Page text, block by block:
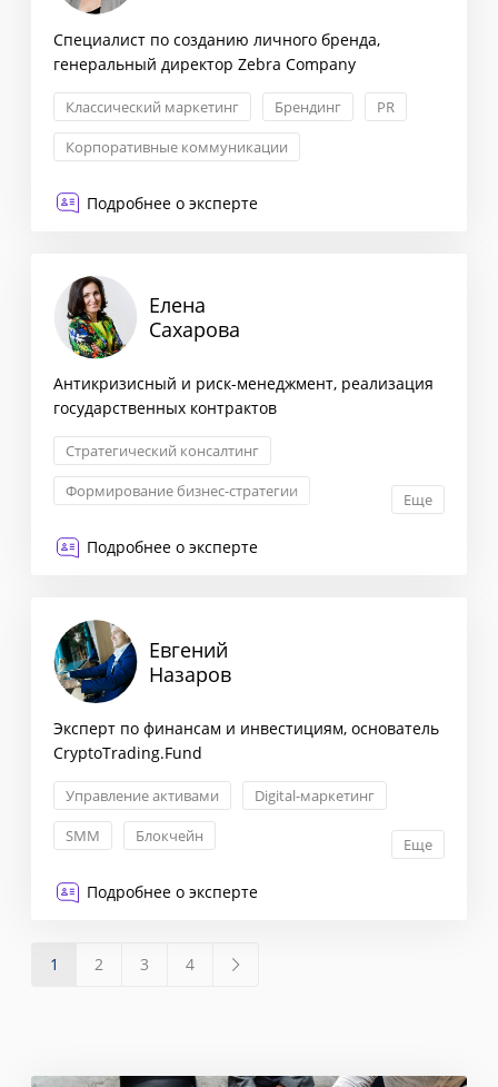
Специалист по созданию личного бренда,
генеральный директор Zebra Company
Классический маркетинг Брендинг
PR
Корпоративные коммуникации
Подробнее о эксперте
Елена
Сахарова
Антикризисный и риск-менеджмент, реализация
государственных контрактов
Стратегический консалтинг
Формирование бизнес-стратегии
Еще
Подробнее о эксперте
Евгений
Назаров
Эксперт по финансам и инвестициям, основатель
CryptoTrading.Fund
Управление активами
Digital-маркетинг
SMM
Блокчейн Еще
Подробнее о эксперте
1 2 3 4